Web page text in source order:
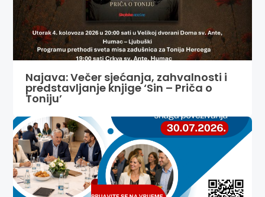
Najava: Večer sjećanja, zahvalnosti i
predstavljanje knjige ‘Sin – Priča o
Toniju’